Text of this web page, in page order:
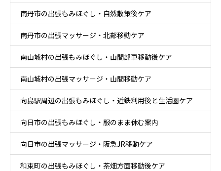
南丹市の出張もみほぐし・自然散策後ケア
南丹市の出張マッサージ・北部移動ケア
南山城村の出張もみほぐし・山間部車移動後ケア
南山城村の出張マッサージ・山間移動ケア
向島駅周辺の出張もみほぐし・近鉄利用後と生活圏ケア
向日市の出張もみほぐし・服のまま休む案内
向日市の出張マッサージ・阪急JR移動ケア
和束町の出張もみほぐし・茶畑方面移動後ケア